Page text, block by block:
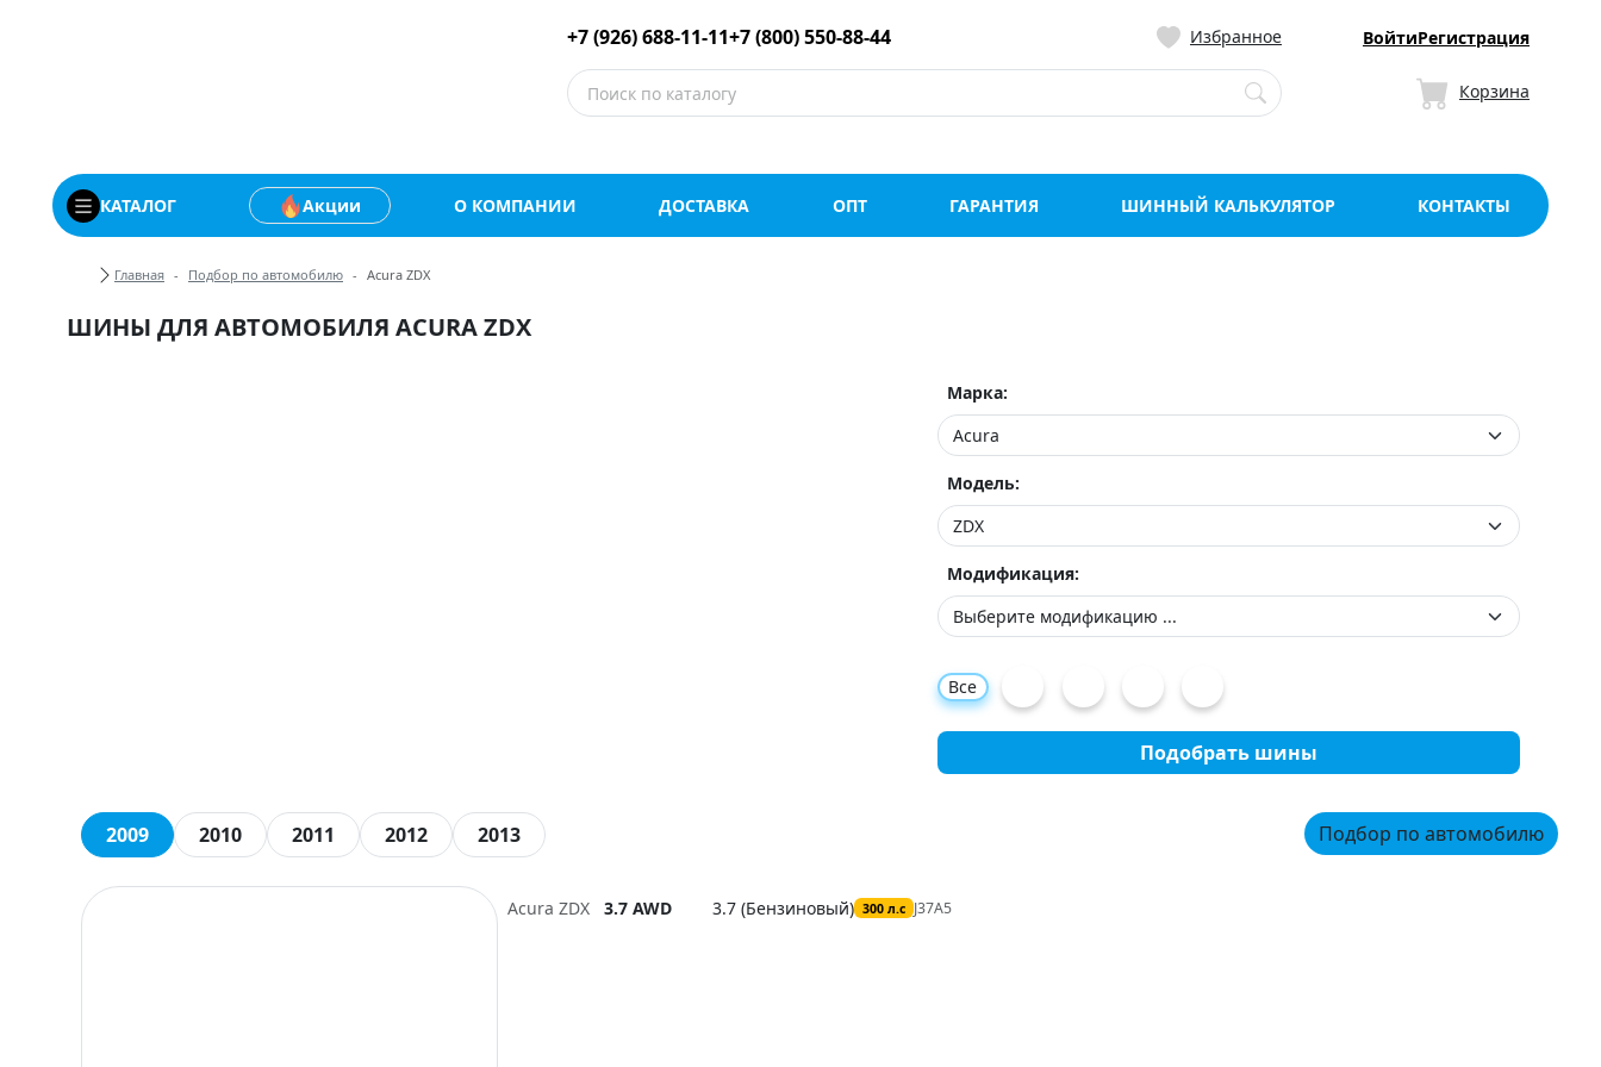
Купить автомобильные шины оптом и в розницу со склада в
+7 (926) 688-11-11+7 (800) 550-88-44 Избранное ВойтиРегистрация
Корзина
КАТАЛОГ Акции О КОМПАНИИ ДОСТАВКА ОПТ ГАРАНТИЯ ШИННЫЙ КАЛЬКУЛЯТОР КОНТАКТЫ
Хлебные крошки
Главная Подбор по автомобилю Acura ZDX
ШИНЫ ДЛЯ АВТОМОБИЛЯ ACURA ZDX
Марка:
Модель:
Модификация:
Все
Подобрать шины
2009 2010 2011 2012 2013 Подбор по автомобилю
Acura ZDX 3.7 AWD 3.7 (Бензиновый) 300 л.с J37A5